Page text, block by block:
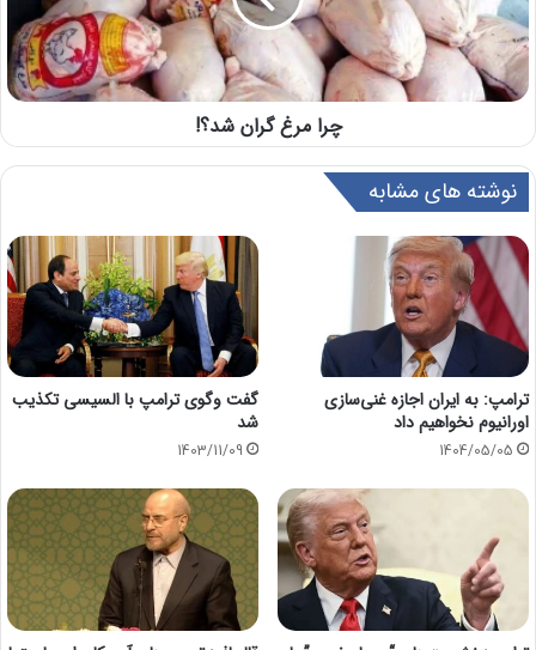
چرا مرغ گران شد؟!
نوشته های مشابه
ترامپ: به ایران اجازه غنی‌سازی
اورانیوم نخواهیم داد
1404/05/05
گفت وگوی ترامپ با السیسی تکذیب
شد
1403/11/09